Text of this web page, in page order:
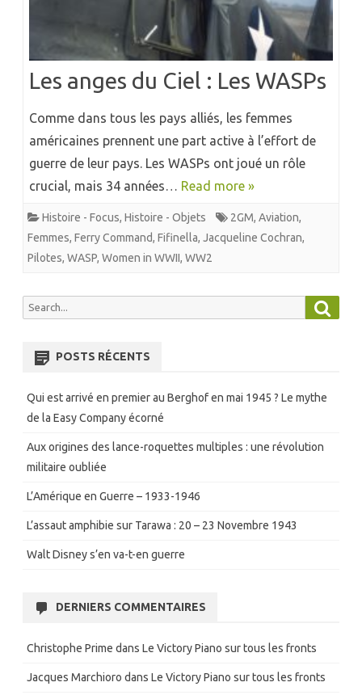
Les anges du Ciel : Les WASPs
Comme dans tous les pays alliés, les femmes
américaines prennent une part active à l’effort de
guerre de leur pays. Les WASPs ont joué un rôle
crucial, mais 34 années… Read more »
Histoire - Focus, Histoire - Objets 2GM, Aviation,
Femmes, Ferry Command, Fifinella, Jacqueline Cochran,
Pilotes, WASP, Women in WWII, WW2
Search
POSTS RÉCENTS
Qui est arrivé en premier au Berghof en mai 1945 ? Le mythe
de la Easy Company écorné
Aux origines des lance-roquettes multiples : une révolution
militaire oubliée
L’Amérique en Guerre – 1933-1946
L’assaut amphibie sur Tarawa : 20 – 23 Novembre 1943
Walt Disney s’en va-t-en guerre
DERNIERS COMMENTAIRES
Christophe Prime dans Le Victory Piano sur tous les fronts
Jacques Marchioro dans Le Victory Piano sur tous les fronts